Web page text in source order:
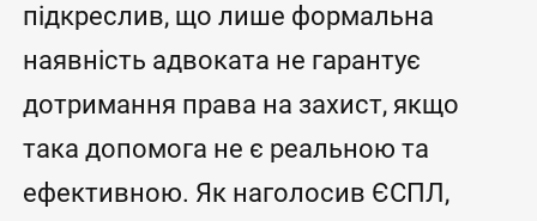
підкреслив, що лише формальна
наявність адвоката не гарантує
дотримання права на захист, якщо
така допомога не є реальною та
ефективною. Як наголосив ЄСПЛ,